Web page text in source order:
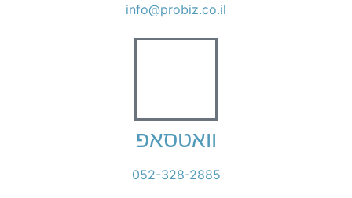
info@probiz.co.il
וואטסאפ
052-328-2885